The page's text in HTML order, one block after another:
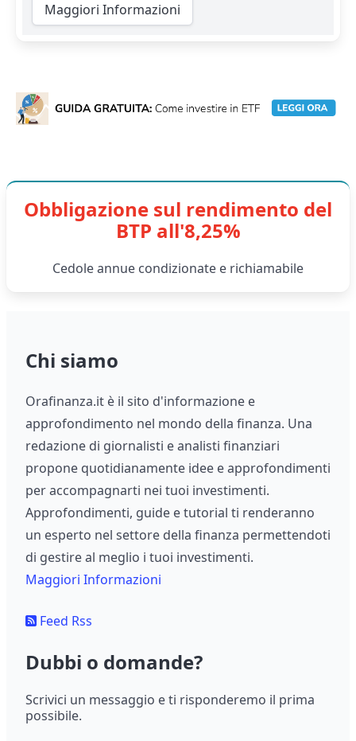
Maggiori Informazioni
Obbligazione sul rendimento del
BTP all'8,25%
Cedole annue condizionate e richiamabile
Chi siamo
Orafinanza.it è il sito d'informazione e
approfondimento nel mondo della finanza. Una
redazione di giornalisti e analisti finanziari
propone quotidianamente idee e approfondimenti
per accompagnarti nei tuoi investimenti.
Approfondimenti, guide e tutorial ti renderanno
un esperto nel settore della finanza permettendoti
di gestire al meglio i tuoi investimenti.
Maggiori Informazioni
Feed Rss
Dubbi o domande?
Scrivici un messaggio e ti risponderemo il prima
possibile.